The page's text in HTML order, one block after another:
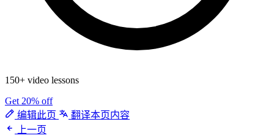
150+ video lessons
Get 20% off
编辑此页
翻译本页内容
上一页